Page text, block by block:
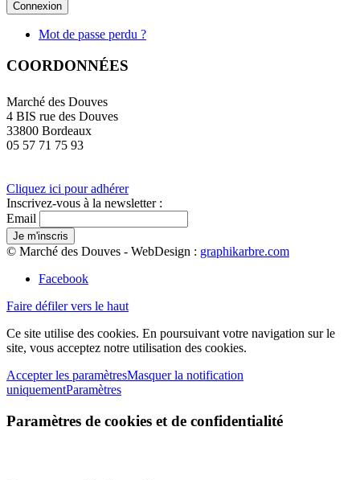
Mot de passe perdu ?
COORDONNÉES
Marché des Douves
4 BIS rue des Douves
33800 Bordeaux
05 57 71 75 93
Cliquez ici pour adhérer
Inscrivez-vous à la newsletter :
Email
© Marché des Douves - WebDesign : graphikarbre.com
Facebook
Faire défiler vers le haut
Ce site utilise des cookies. En poursuivant votre navigation sur le
site, vous acceptez notre utilisation des cookies.
Accepter les paramètresMasquer la notification
uniquementParamètres
Paramètres de cookies et de confidentialité